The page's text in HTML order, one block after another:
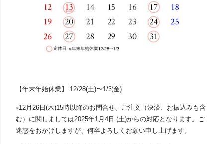
【年末年始休業】 12/28(土)〜1/3(金)
※12月26日(木)15時以降のお問合せ、ご注文（決済、お振込みも含
む）に関しましては2025年1月4日 (土)からの対応となります。
ご
迷惑をおかけしますが、何卒よろしくお願い申し上げます。